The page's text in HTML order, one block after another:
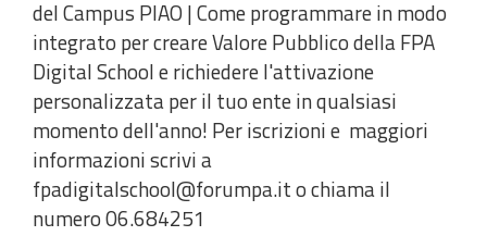
del Campus PIAO | Come programmare in modo
integrato per creare Valore Pubblico della FPA
Digital School e richiedere l'attivazione
personalizzata per il tuo ente in qualsiasi
momento dell'anno! Per iscrizioni e maggiori
informazioni scrivi a
fpadigitalschool@forumpa.it o chiama il
numero 06.684251